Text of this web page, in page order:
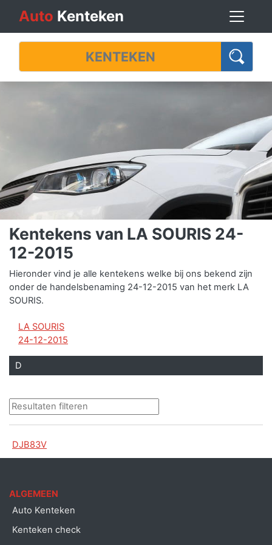
Auto Kenteken
Kentekens van LA SOURIS 24-
12-2015
Hieronder vind je alle kentekens welke bij ons bekend zijn
onder de handelsbenaming 24-12-2015 van het merk LA
SOURIS.
LA SOURIS
24-12-2015
D
DJB83V
ALGEMEEN
Auto Kenteken
Kenteken check